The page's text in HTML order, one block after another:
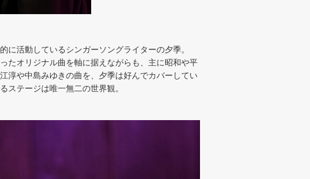
に活動しているシンガーソングライターの夕季。
たオリジナル曲を軸に据えながらも、主に昭和や平
淳や中島みゆきの曲を、夕季は好んでカバーしてい
ステージは唯一無二の世界観。